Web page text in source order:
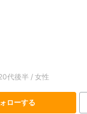
代後半 / 女性
ローする